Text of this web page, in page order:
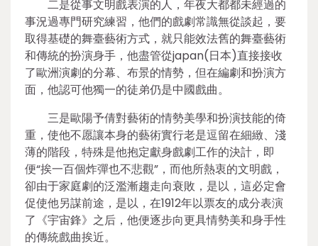
二是從事文明戲表演的人，年夜大都都未經過的
事況過專門研究練習，他們的戲劇常識無從談起，要
取得基礎的舞臺藝術方式，就只能效法舊的舞臺藝術
和傳統的扮演身手，他盡管從japan(日本)直接接收
了歐洲演劇的分幕、布景的情勢，但在編劇和扮演方
面，他認可他獨一的徒弟仍是中國戲曲。
三是歐陽予倩對藝術的情勢美學和扮演技能的倚
重，使他不愿讓本身的藝術實行老是逗留在細緻、淺
薄的階段，特殊是他抱定獻身戲劇工作的決計，即
便“挨一百個炸彈也不悲觀”，而他所熱衷的文明戲，
卻由于家庭劇的泛濫漸趨走向衰敗，是以，這必定會
促使他另謀前途，是以，在1912年以票友的成分表演
了《宇宙鋒》之后，他便逐步向更具情勢美和身手性
的傳統戲曲挨近。